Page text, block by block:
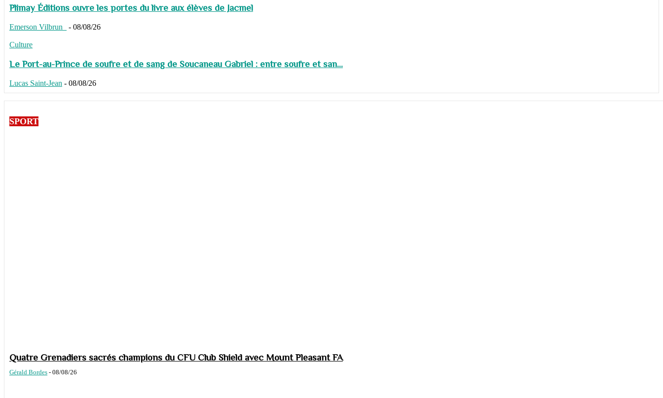
Plimay Éditions ouvre les portes du livre aux élèves de Jacmel
Emerson Vilbrun - 08/08/26
Culture
Le Port-au-Prince de soufre et de sang de Soucaneau Gabriel : entre soufre et san...
Lucas Saint-Jean - 08/08/26
SPORT
Quatre Grenadiers sacrés champions du CFU Club Shield avec Mount Pleasant FA
Gérald Bordes - 08/08/26